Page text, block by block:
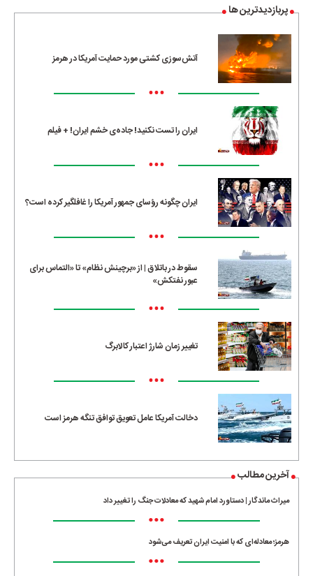
پربازدیدترین ها
آتش‌سوزی کشتی مورد حمایت آمریکا در هرمز
•••
ایران را تست نکنید! جاده‌ی خشم ایران! + فیلم
•••
ایران چگونه رؤسای جمهور آمریکا را غافلگیر کرده است؟
•••
سقوط در باتلاق | از «برچینش نظام» تا «التماس برای
عبور نفتکش»
•••
تغییر زمان شارژ اعتبار کالابرگ
•••
دخالت آمریکا عامل تعویق توافق تنگه هرمز است
آخرین مطالب
میراث ماندگار | دستاورد امام شهید که معادلات جنگ را تغییر داد
•••
هرمز؛ معادله‌ای که با امنیت ایران تعریف می‌شود
•••